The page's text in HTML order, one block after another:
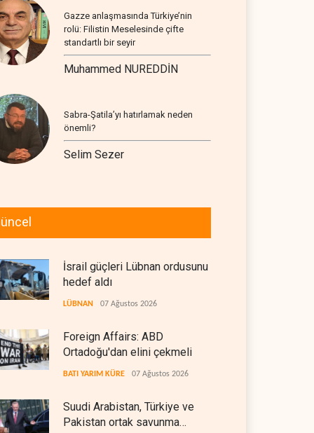
Gazze anlaşmasında Türkiye’nin
rolü: Filistin Meselesinde çifte
standartlı bir seyir
Muhammed NUREDDİN
Sabra-Şatila’yı hatırlamak neden
önemli?
Selim Sezer
İsrail güçleri Lübnan ordusunu
hedef aldı
LÜBNAN 07 Ağustos 2026
Foreign Affairs: ABD
Ortadoğu'dan elini çekmeli
BATI YARIM KÜRE 07 Ağustos 2026
Suudi Arabistan, Türkiye ve
Pakistan ortak savunma